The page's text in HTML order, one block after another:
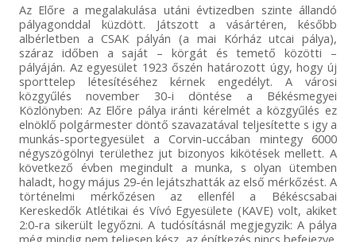
Az Előre a megalakulása utáni évtizedben szinte állandó
pályagonddal küzdött. Játszott a vásártéren, később
albérletben a CSAK pályán (a mai Kórház utcai pálya),
száraz időben a saját – körgát és temető közötti –
pályáján. Az egyesület 1923 őszén határozott úgy, hogy új
sporttelep létesítéséhez kérnek engedélyt. A városi
közgyűlés november 30-i döntése a Békésmegyei
Közlönyben: Az Előre pálya iránti kérelmét a közgyűlés ez
elnöklő polgármester döntő szavazatával teljesítette s igy a
munkás-sportegyesület a Corvin-uccában mintegy 6000
négyszögölnyi területhez jut bizonyos kikötések mellett. A
következő évben megindult a munka, s olyan ütemben
haladt, hogy május 29-én lejátszhatták az első mérkőzést. A
történelmi mérkőzésen az ellenfél a Békéscsabai
Kereskedők Atlétikai és Vívó Egyesülete (KAVE) volt, akiket
2:0-ra sikerült legyőzni. A tudósításnál megjegyzik: A pálya
még mindig nem teljesen kész, az építkezés nincs befejezve.